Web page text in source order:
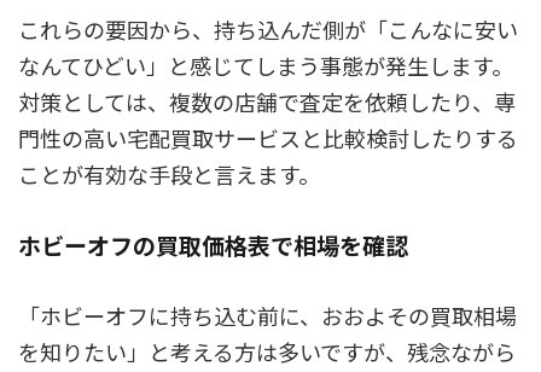
これらの要因から、持ち込んだ側が「こんなに安い
なんてひどい」と感じてしまう事態が発生します。
対策としては、複数の店舗で査定を依頼したり、専
門性の高い宅配買取サービスと比較検討したりする
ことが有効な手段と言えます。
ホビーオフの買取価格表で相場を確認
「ホビーオフに持ち込む前に、おおよその買取相場
を知りたい」と考える方は多いですが、残念ながら